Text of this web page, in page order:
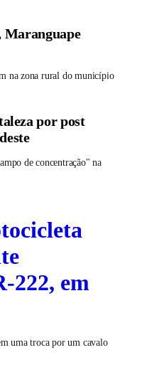
Maranguape
na zona rural do município
por post
de concentração" na
222, em
uma troca por um cavalo